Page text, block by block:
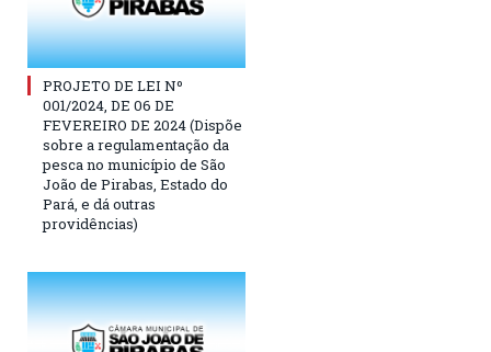
PROJETO DE LEI Nº
001/2024, DE 06 DE
FEVEREIRO DE 2024 (Dispõe
sobre a regulamentação da
pesca no município de São
João de Pirabas, Estado do
Pará, e dá outras
providências)